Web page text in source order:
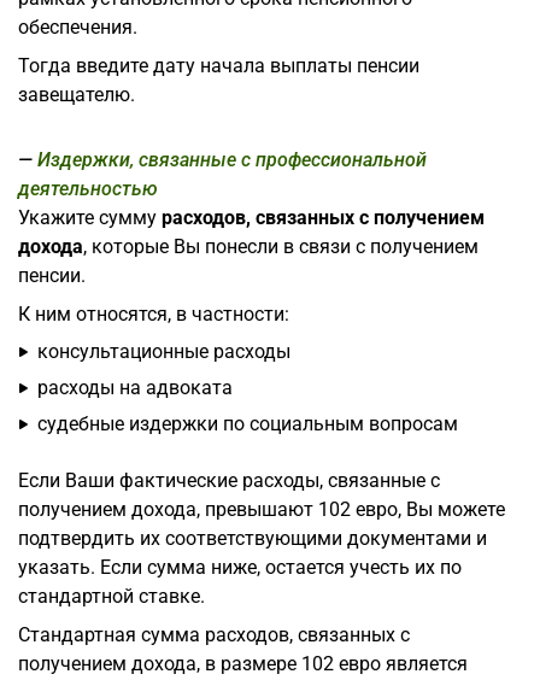
обеспечения.
Тогда введите дату начала выплаты пенсии
завещателю.
Издержки, связанные с профессиональной
деятельностью
Укажите сумму расходов, связанных с получением
дохода, которые Вы понесли в связи с получением
пенсии.
К ним относятся, в частности:
консультационные расходы
расходы на адвоката
судебные издержки по социальным вопросам
Если Ваши фактические расходы, связанные с
получением дохода, превышают 102 евро, Вы можете
подтвердить их соответствующими документами и
указать. Если сумма ниже, остается учесть их по
стандартной ставке.
Стандартная сумма расходов, связанных с
получением дохода, в размере 102 евро является